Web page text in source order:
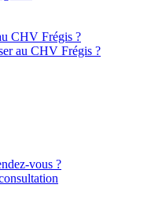
CHV Frégis ?
au CHV Frégis ?
vous ?